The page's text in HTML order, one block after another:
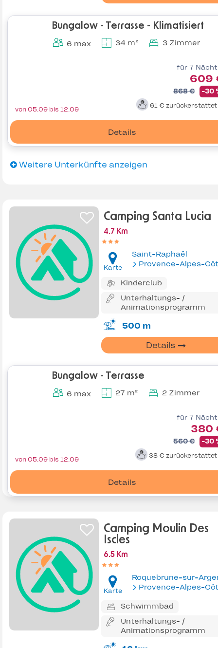
Bungalow - Terrasse - Klimatisiert
6 max 34 m² 3 Zimmer
für 7
609
868 € -30
61 € zurückerstattet
Details
von 05.09 bis 12.09
Weitere Unterkünfte anzeigen
Camping Santa Lucia
4.7 Km
Karte
Saint-Raphaël
Provence-Alpes-Côte
Kinderclub
Unterhaltungs- /
Animationsprogramm
500 m
Details
Bungalow - Terrasse
6 max 27 m² 2 Zimmer
für 7
380
560 € -30
38 € zurückerstattet
Details
von 05.09 bis 12.09
Camping Moulin Des
Iscles
6.5 Km
Karte
Roquebrune-sur-
Provence-Alpes-Côte
Schwimmbad
Unterhaltungs- /
Animationsprogramm